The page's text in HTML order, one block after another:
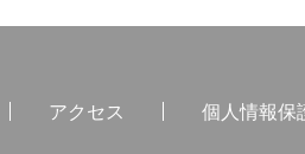
アクセス 個人情報保